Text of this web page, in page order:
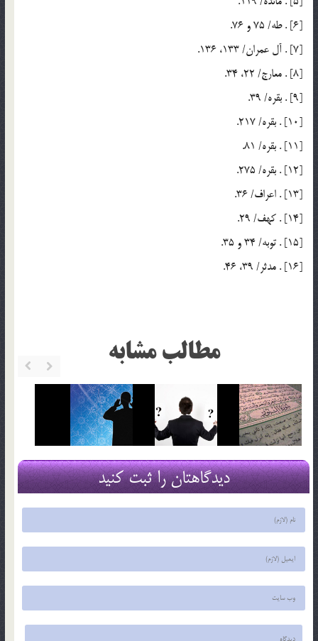
[6] . طه/ 75 و 76.
[7] . آل عمران/ 133، 136.
[8] . معارج/ 22، 34.
[9] . بقره/ 39.
[10] . بقره/ 217.
[11] . بقره/ 81.
[12] . بقره/ 275.
[13] . اعراف/ 36.
[14] . كهف/ 29.
[15] . توبه/ 34 و 35.
[16] . مدثر/ 39، 46.
مطالب مشابه
دیدگاهتان را ثبت کنید